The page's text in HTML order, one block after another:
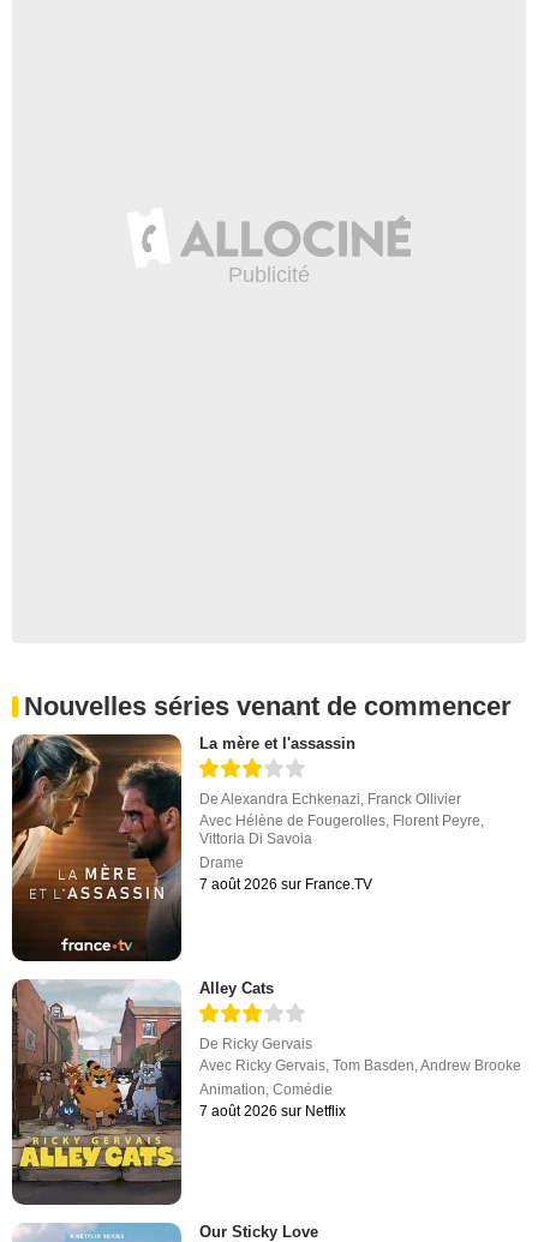
Nouvelles séries venant de commencer
La mère et l'assassin
DeAlexandra Echkenazi, Franck Ollivier
Avec Hélène de Fougerolles, Florent Peyre,
Vittoria Di Savoia
Drame
7 août 2026 sur France.TV
Alley Cats
De Ricky Gervais
Avec Ricky Gervais ,Tom Basden ,Andrew Brooke
Animation ,Comédie
7 août 2026 sur Netflix
Our Sticky Love